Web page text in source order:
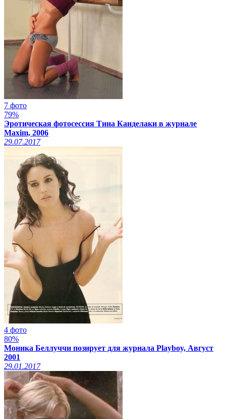
7 фото
79%
Эротическая фотосессия Тина Канделаки в журнале
Maxim, 2006
29.07.2017
4 фото
80%
Моника Беллуччи позирует для журнала Playboy, Август
2001
29.01.2017